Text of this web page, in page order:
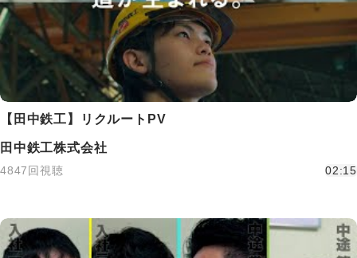
【田中鉄工】リクルートPV
田中鉄工株式会社
4847回視聴 02:15